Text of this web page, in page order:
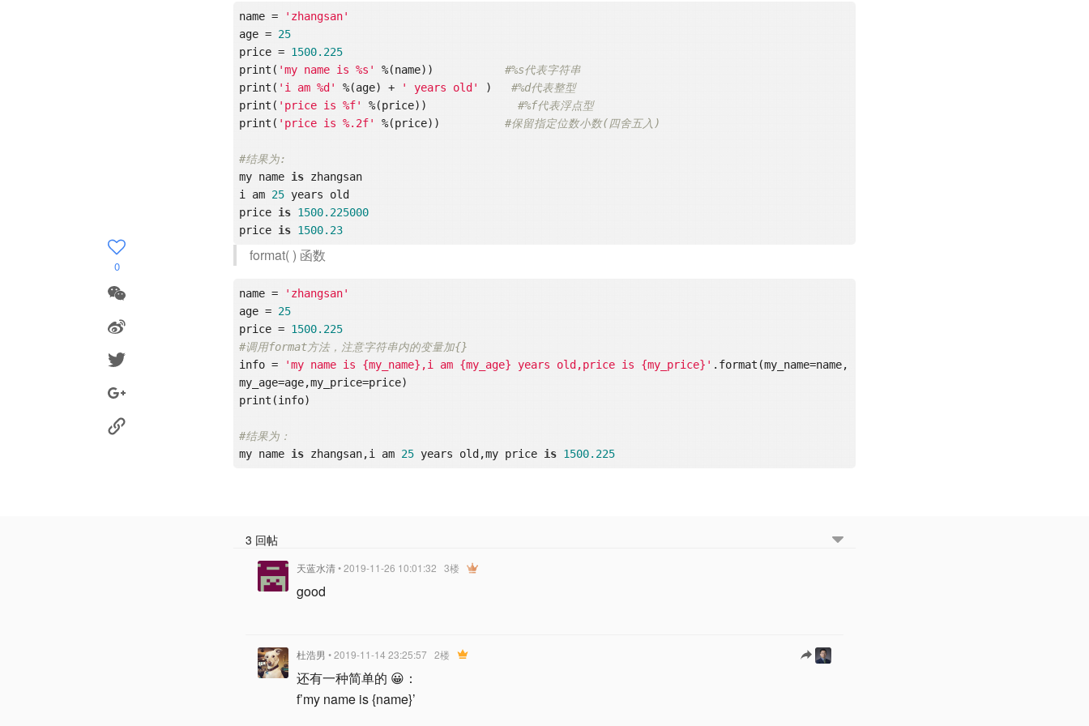
name =
'zhangsan'
age = 25
price = 1500.225
print( 'my name is %s' %(name)) #%s代表字符串
print( 'i am %d' %(age) + ' years old' ) #%d代表整型
print( 'price is %f' %(price)) #%f代表浮点型
print( 'price is %.2f' %(price)) #保留指定位数小数(四舍五入)
#结果为:
my name is zhangsan
i am 25 years old
price is 1500.225000
price is 1500.23
format( ) 函数
name =
'zhangsan'
age = 25
price = 1500.225
#调用format方法，注意字符串内的变量加{}
info =
'my name is {my_name},i am {my_age} years old,price is {my_price}' .format(my_name=name,
my_age=age,my_price=price)
print(info)
#结果为：
my name is zhangsan,i am 25 years old,my price is 1500.225
3 回帖
天蓝水清• 2019-11-26 10:01:32 3楼
good
杜浩男 • 2019-11-14 23:25:57 2楼
还有一种简单的 😀：
f’my name is {name}’
0